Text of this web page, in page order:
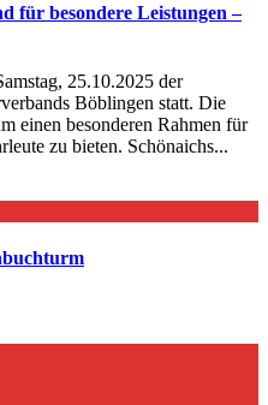
für besondere Leistungen –
25.10.2025 der
Böblingen statt. Die
einen besonderen Rahmen für
zu bieten. Schönaichs...